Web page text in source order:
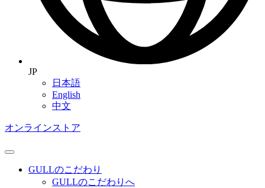
JP
日本語
English
中文
オンラインストア
GULLのこだわり
GULLのこだわりへ